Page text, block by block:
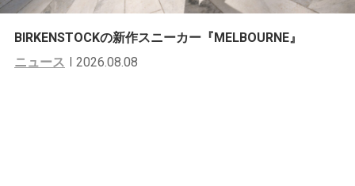
BIRKENSTOCKの新作スニーカー『MELBOURNE』
ニュース
2026.08.08